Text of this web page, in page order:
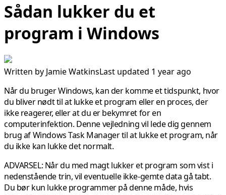
Sådan lukker du et
program i Windows
Written by Jamie WatkinsLast updated 1 year ago
Når du bruger Windows, kan der komme et tidspunkt, hvor
du bliver nødt til at lukke et program eller en proces, der
ikke reagerer, eller at du er bekymret for en
computerinfektion. Denne vejledning vil lede dig gennem
brug af Windows Task Manager til at lukke et program, når
du ikke kan lukke det normalt.
ADVARSEL: Når du med magt lukker et program som vist i
nedenstående trin, vil eventuelle ikke-gemte data gå tabt.
Du bør kun lukke programmer på denne måde, hvis